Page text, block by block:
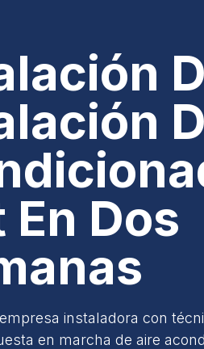
En Dos
instaladora con
en marcha de aire